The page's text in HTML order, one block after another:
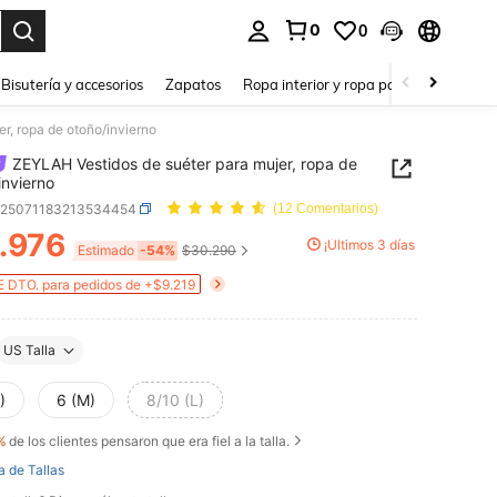
0 0
Bisutería y accesorios Zapatos Ropa interior y ropa para dormir
ropa de otoño/invierno
ZEYLAH Vestidos de suéter para mujer, ropa de
(12 Comentarios)
AND AVAILABILITY
Estimado -54% $30.290 ¡Últimos 3 días
DTO. para pedidos de +$9.219
US Talla
6 (M) 8/10 (L)
de los clientes pensaron que era fiel a la talla.
de Tallas